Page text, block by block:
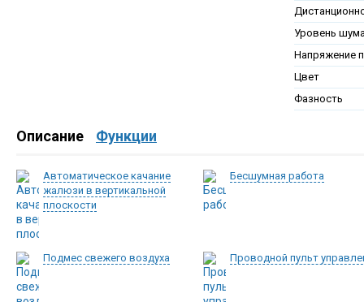
Уровень
Напряжение
Цвет
Фазность
Описание Функции
Автоматическое качание
жалюзи в вертикальной
плоскости
Бесшумная работа
Подмес свежего воздуха Проводной пульт